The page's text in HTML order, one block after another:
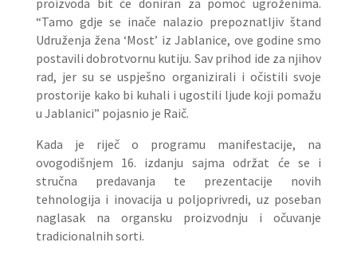
proizvoda bit će doniran za pomoć ugroženima.
“Tamo gdje se inače nalazio prepoznatljiv štand
Udruženja žena ‘Most’ iz Jablanice, ove godine smo
postavili dobrotvornu kutiju. Sav prihod ide za njihov
rad, jer su se uspješno organizirali i očistili svoje
prostorije kako bi kuhali i ugostili ljude koji pomažu
u Jablanici” pojasnio je Raič.
Kada je riječ o programu manifestacije, na
ovogodišnjem 16. izdanju sajma održat će se i
stručna predavanja te prezentacije novih
tehnologija i inovacija u poljoprivredi, uz poseban
naglasak na organsku proizvodnju i očuvanje
tradicionalnih sorti.